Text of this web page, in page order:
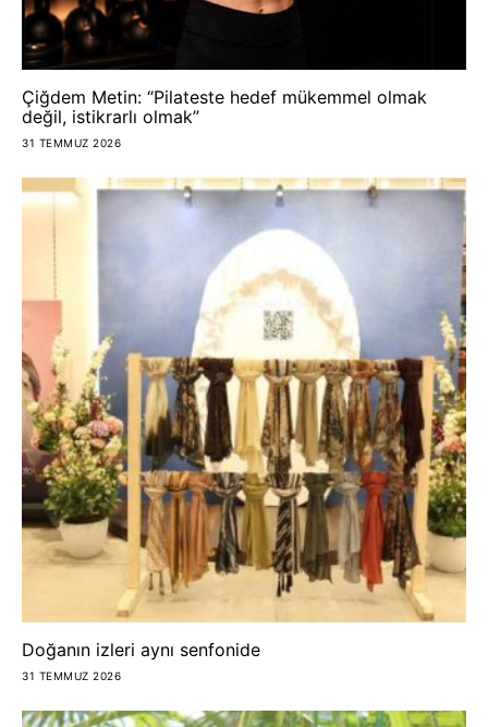
Çiğdem Metin: “Pilateste hedef mükemmel olmak
değil, istikrarlı olmak”
31 TEMMUZ 2026
Doğanın izleri aynı senfonide
31 TEMMUZ 2026